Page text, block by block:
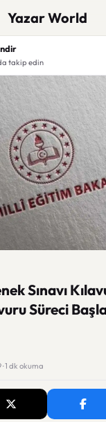
Yazar World
takip edin
Sınavı
Süreci
1 dk okuma